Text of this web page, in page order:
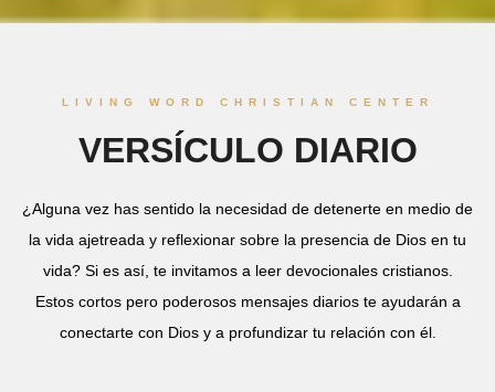
LIVING WORD CHRISTIAN CENTER
VERSÍCULO DIARIO
¿Alguna vez has sentido la necesidad de detenerte en medio de
la vida ajetreada y reflexionar sobre la presencia de Dios en tu
vida? Si es así, te invitamos a leer devocionales cristianos.
Estos cortos pero poderosos mensajes diarios te ayudarán a
conectarte con Dios y a profundizar tu relación con él.